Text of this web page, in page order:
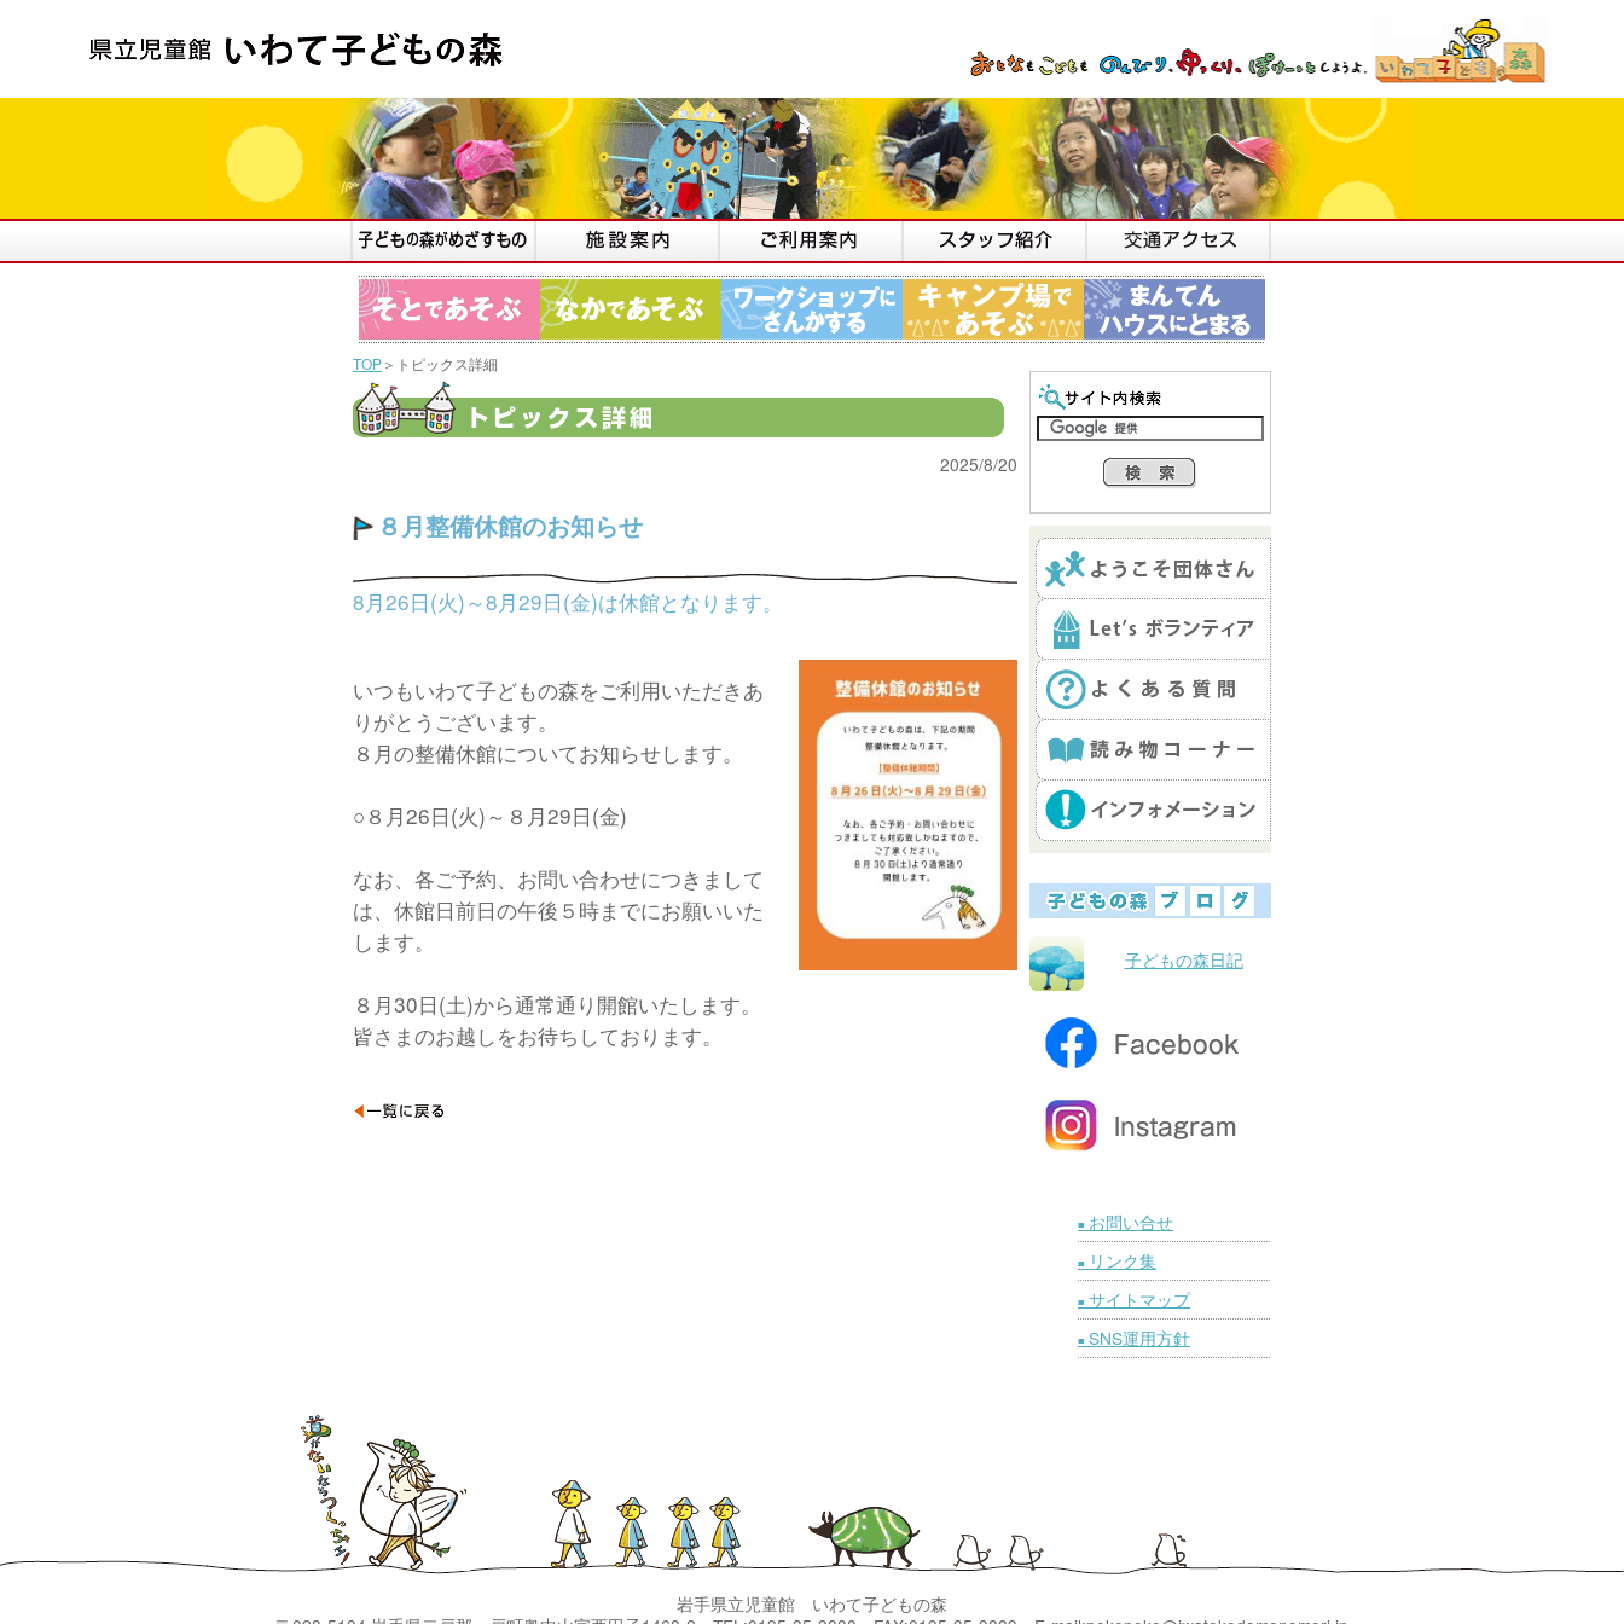
TOP＞トピックス詳細
2025/8/20
８月整備休館のお知らせ
8月26日(火)～8月29日(金)は休館となります。
いつもいわて子どもの森をご利用いただきあ
りがとうございます。
８月の整備休館についてお知らせします。
○８月26日(火)～８月29日(金)
なお、各ご予約、お問い合わせにつきまして
は、休館日前日の午後５時までにお願いいた
します。
８月30日(土)から通常通り開館いたします。
皆さまのお越しをお待ちしております。
子どもの森日記
■ お問い合せ
■ リンク集
■ サイトマップ
■ SNS運用方針
岩手県立児童館 いわて子どもの森